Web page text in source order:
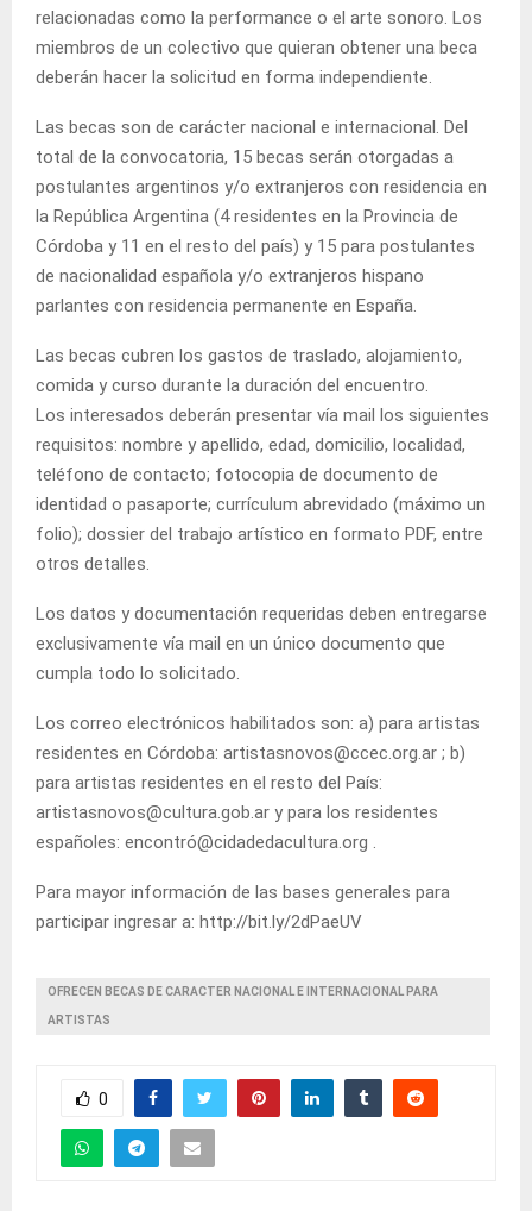
relacionadas como la performance o el arte sonoro. Los
miembros de un colectivo que quieran obtener una beca
deberán hacer la solicitud en forma independiente.
Las becas son de carácter nacional e internacional. Del
total de la convocatoria, 15 becas serán otorgadas a
postulantes argentinos y/o extranjeros con residencia en
la República Argentina (4 residentes en la Provincia de
Córdoba y 11 en el resto del país) y 15 para postulantes
de nacionalidad española y/o extranjeros hispano
parlantes con residencia permanente en España.
Las becas cubren los gastos de traslado, alojamiento,
comida y curso durante la duración del encuentro.
Los interesados deberán presentar vía mail los siguientes
requisitos: nombre y apellido, edad, domicilio, localidad,
teléfono de contacto; fotocopia de documento de
identidad o pasaporte; currículum abrevidado (máximo un
folio); dossier del trabajo artístico en formato PDF, entre
otros detalles.
Los datos y documentación requeridas deben entregarse
exclusivamente vía mail en un único documento que
cumpla todo lo solicitado.
Los correo electrónicos habilitados son: a) para artistas
residentes en Córdoba: artistasnovos@ccec.org.ar ; b)
para artistas residentes en el resto del País:
artistasnovos@cultura.gob.ar y para los residentes
españoles: encontró@cidadedacultura.org .
Para mayor información de las bases generales para
participar ingresar a: http://bit.ly/2dPaeUV
OFRECEN BECAS DE CARACTER NACIONAL E INTERNACIONAL PARA
ARTISTAS
0